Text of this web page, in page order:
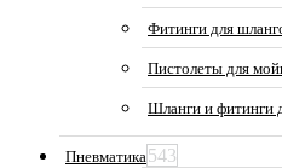
Фитинги для
Пистолеты для
Шланги и фитинги
Пневматика543